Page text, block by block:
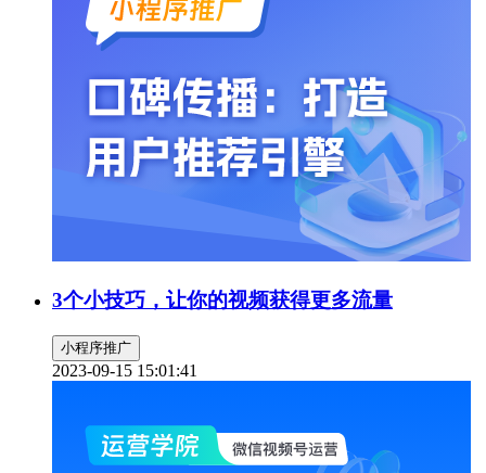
3个小技巧，让你的视频获得更多流量
小程序推广
2023-09-15 15:01:41